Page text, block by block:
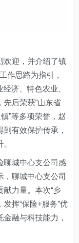
欢迎，并介绍了镇
作思路为指引，
济、特色农业、
， 先后荣获“山东省
”等多项荣誉，赵
有效保护传承，
聊城中心支公司 感
，聊城中心支公司
力量。本次“乡
挥“保险+服务”优
融与科技能力，